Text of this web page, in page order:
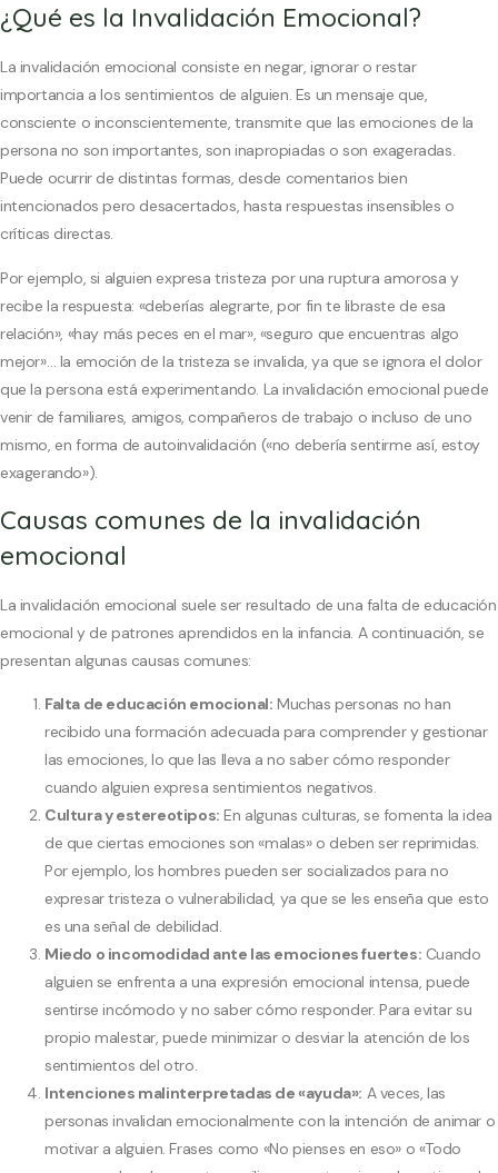
¿Qué es la Invalidación Emocional?
La invalidación emocional consiste en negar, ignorar o restar
importancia a los sentimientos de alguien. Es un mensaje que,
consciente o inconscientemente, transmite que las emociones de la
persona no son importantes, son inapropiadas o son exageradas.
Puede ocurrir de distintas formas, desde comentarios bien
intencionados pero desacertados, hasta respuestas insensibles o
críticas directas.
Por ejemplo, si alguien expresa tristeza por una ruptura amorosa y
recibe la respuesta: «deberías alegrarte, por fin te libraste de esa
relación», «hay más peces en el mar», «seguro que encuentras algo
mejor»… la emoción de la tristeza se invalida, ya que se ignora el dolor
que la persona está experimentando. La invalidación emocional puede
venir de familiares, amigos, compañeros de trabajo o incluso de uno
mismo, en forma de autoinvalidación («no debería sentirme así, estoy
exagerando»).
Causas comunes de la invalidación
emocional
La invalidación emocional suele ser resultado de una falta de educación
emocional y de patrones aprendidos en la infancia. A continuación, se
presentan algunas causas comunes:
Falta de educación emocional: Muchas personas no han
recibido una formación adecuada para comprender y gestionar
las emociones, lo que las lleva a no saber cómo responder
cuando alguien expresa sentimientos negativos.
Cultura y estereotipos: En algunas culturas, se fomenta la idea
de que ciertas emociones son «malas» o deben ser reprimidas.
Por ejemplo, los hombres pueden ser socializados para no
expresar tristeza o vulnerabilidad, ya que se les enseña que esto
es una señal de debilidad.
Miedo o incomodidad ante las emociones fuertes: Cuando
alguien se enfrenta a una expresión emocional intensa, puede
sentirse incómodo y no saber cómo responder. Para evitar su
propio malestar, puede minimizar o desviar la atención de los
sentimientos del otro.
Intenciones malinterpretadas de «ayuda»: A veces, las
personas invalidan emocionalmente con la intención de animar o
motivar a alguien. Frases como «No pienses en eso» o «Todo